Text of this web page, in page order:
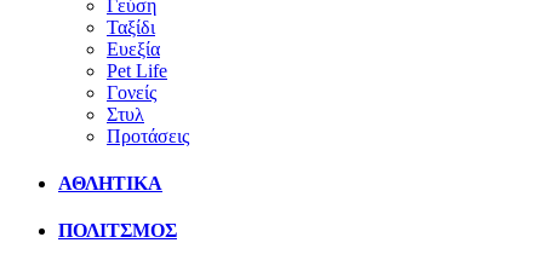
Γεύση
Ταξίδι
Ευεξία
Pet Life
Γονείς
Στυλ
Προτάσεις
ΑΘΛΗΤΙΚΑ
ΠΟΛΙΤΣΜΟΣ